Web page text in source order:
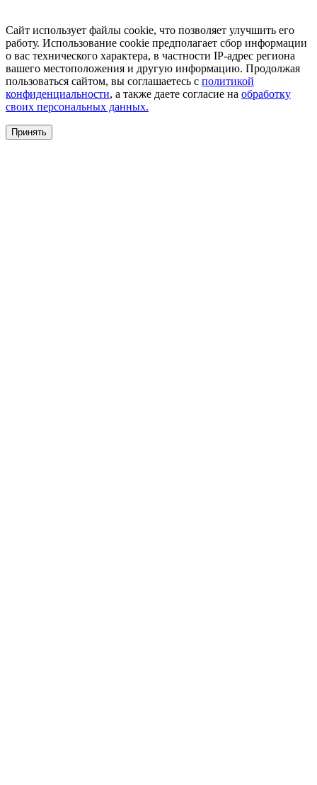
Сайт использует файлы cookie, что позволяет улучшить его
работу. Использование cookie предполагает сбор информации
о вас технического характера, в частности IP-адрес региона
вашего местоположения и другую информацию. Продолжая
пользоваться сайтом, вы соглашаетесь с политикой
конфиденциальности, а также даете согласие на обработку
своих персональных данных.
Принять